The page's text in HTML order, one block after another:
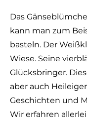
Das
kann man zum
basteln. Der
Wiese. Seine
Glücksbringer.
aber auch
Geschichten und
Wir erfahren